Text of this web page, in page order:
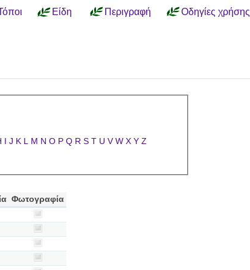
Είδη Περιγραφή Οδηγίες χρήσης
I J K L M N O P Q R S T U V W X Y Z
Φωτογραφία